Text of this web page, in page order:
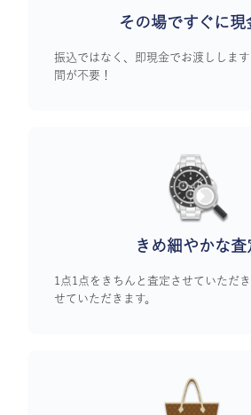
その場ですぐに現
振込ではなく、即現金でお渡ししま
間が不要！
きめ細やかな査
1点1点をきちんと査定させていただ
せていただきます。